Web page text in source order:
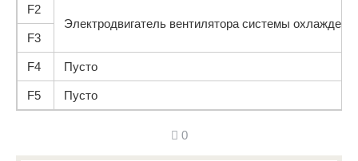
F2
Электродвигатель вентилятора системы
F3
F4 Пусто
F5 Пусто
0